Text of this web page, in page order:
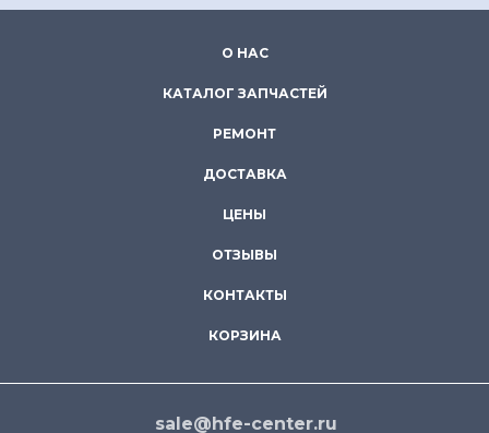
О НАС
КАТАЛОГ ЗАПЧАСТЕЙ
РЕМОНТ
ДОСТАВКА
ЦЕНЫ
ОТЗЫВЫ
КОНТАКТЫ
КОРЗИНА
sale@hfe-center.ru